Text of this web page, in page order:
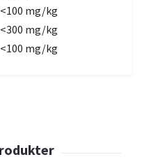
<100 mg/kg
<300 mg/kg
<100 mg/kg